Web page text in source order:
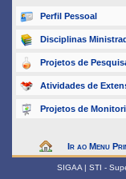
Perfil Pessoal
Disciplinas
Projetos de
Atividades de
Projetos de
Ir ao Menu
SIGAA | STI -